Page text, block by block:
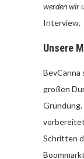
werden wir
Interview.
Unsere
BevCanna
großen
Gründung.
Schritten